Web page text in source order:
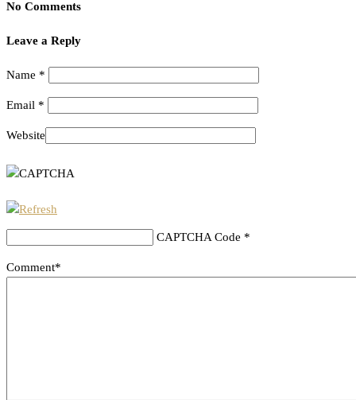
No Comments
Leave a Reply
Name *
Email *
Website
CAPTCHA Code *
Comment*